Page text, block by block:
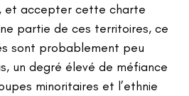
et accepter cette charte
partie de ces territoires, ce
sont probablement peu
un degré élevé de méfiance
minoritaires et l’ethnie